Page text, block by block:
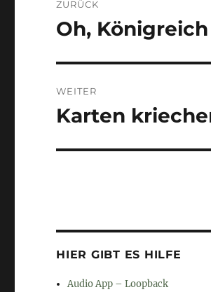
ZURÜCK
Vorheriger
Oh,
WEITER
Nächster
Karten
HIER GIBT ES HILFE
Audio App – Loopback